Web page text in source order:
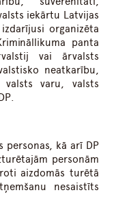
iekārtu Latvijas
organizēta
panta
vai ārvalsts
neatkarību,
varu, valsts
kā arī DP
personām
aizdomās turētā
nesaistīts